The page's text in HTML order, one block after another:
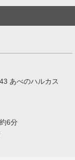
あべのハルカス
6分